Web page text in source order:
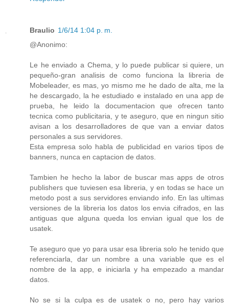
Braulio 1/6/14 1:04 p. m.
@Anonimo:
Le he enviado a Chema, y lo puede publicar si quiere, un
pequeño-gran analisis de como funciona la libreria de
Mobeleader, es mas, yo mismo me he dado de alta, me la
he descargado, la he estudiado e instalado en una app de
prueba, he leido la documentacion que ofrecen tanto
tecnica como publicitaria, y te aseguro, que en ningun sitio
avisan a los desarrolladores de que van a enviar datos
personales a sus servidores.
Esta empresa solo habla de publicidad en varios tipos de
banners, nunca en captacion de datos.
Tambien he hecho la labor de buscar mas apps de otros
publishers que tuviesen esa libreria, y en todas se hace un
metodo post a sus servidores enviando info. En las ultimas
versiones de la libreria los datos los envia cifrados, en las
antiguas que alguna queda los envian igual que los de
usatek.
Te aseguro que yo para usar esa libreria solo he tenido que
referenciarla, dar un nombre a una variable que es el
nombre de la app, e iniciarla y ha empezado a mandar
datos.
No se si la culpa es de usatek o no, pero hay varios